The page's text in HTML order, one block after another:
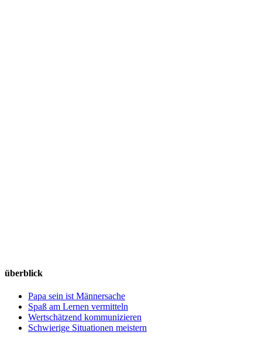
überblick
Papa sein ist Männersache
Spaß am Lernen vermitteln
Wertschätzend kommunizieren
Schwierige Situationen meistern